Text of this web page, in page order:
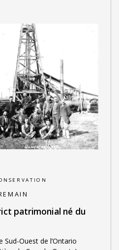
patrimonial né du
Sud-Ouest de l’Ontario